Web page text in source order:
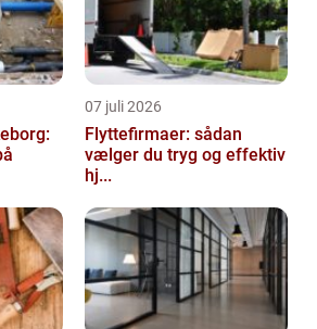
07 juli 2026
Flyttefirmaer: sådan
vælger du tryg og effektiv
hj...